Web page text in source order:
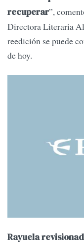
recuperar”,
Directora Literaria
reedición se puede
de hoy.
Rayuela